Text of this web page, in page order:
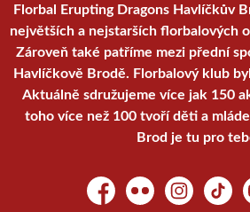
Florbal Erupting Dragons Havlíčkův
největších a nejstarších florbalových
Zároveň také patříme mezi přední
Havlíčkově Brodě. Florbalový klub
Aktuálně sdružujeme více jak 150
toho více než 100 tvoří děti a
Brod je tu pro
FacebookFlickr Instagram
TikTok